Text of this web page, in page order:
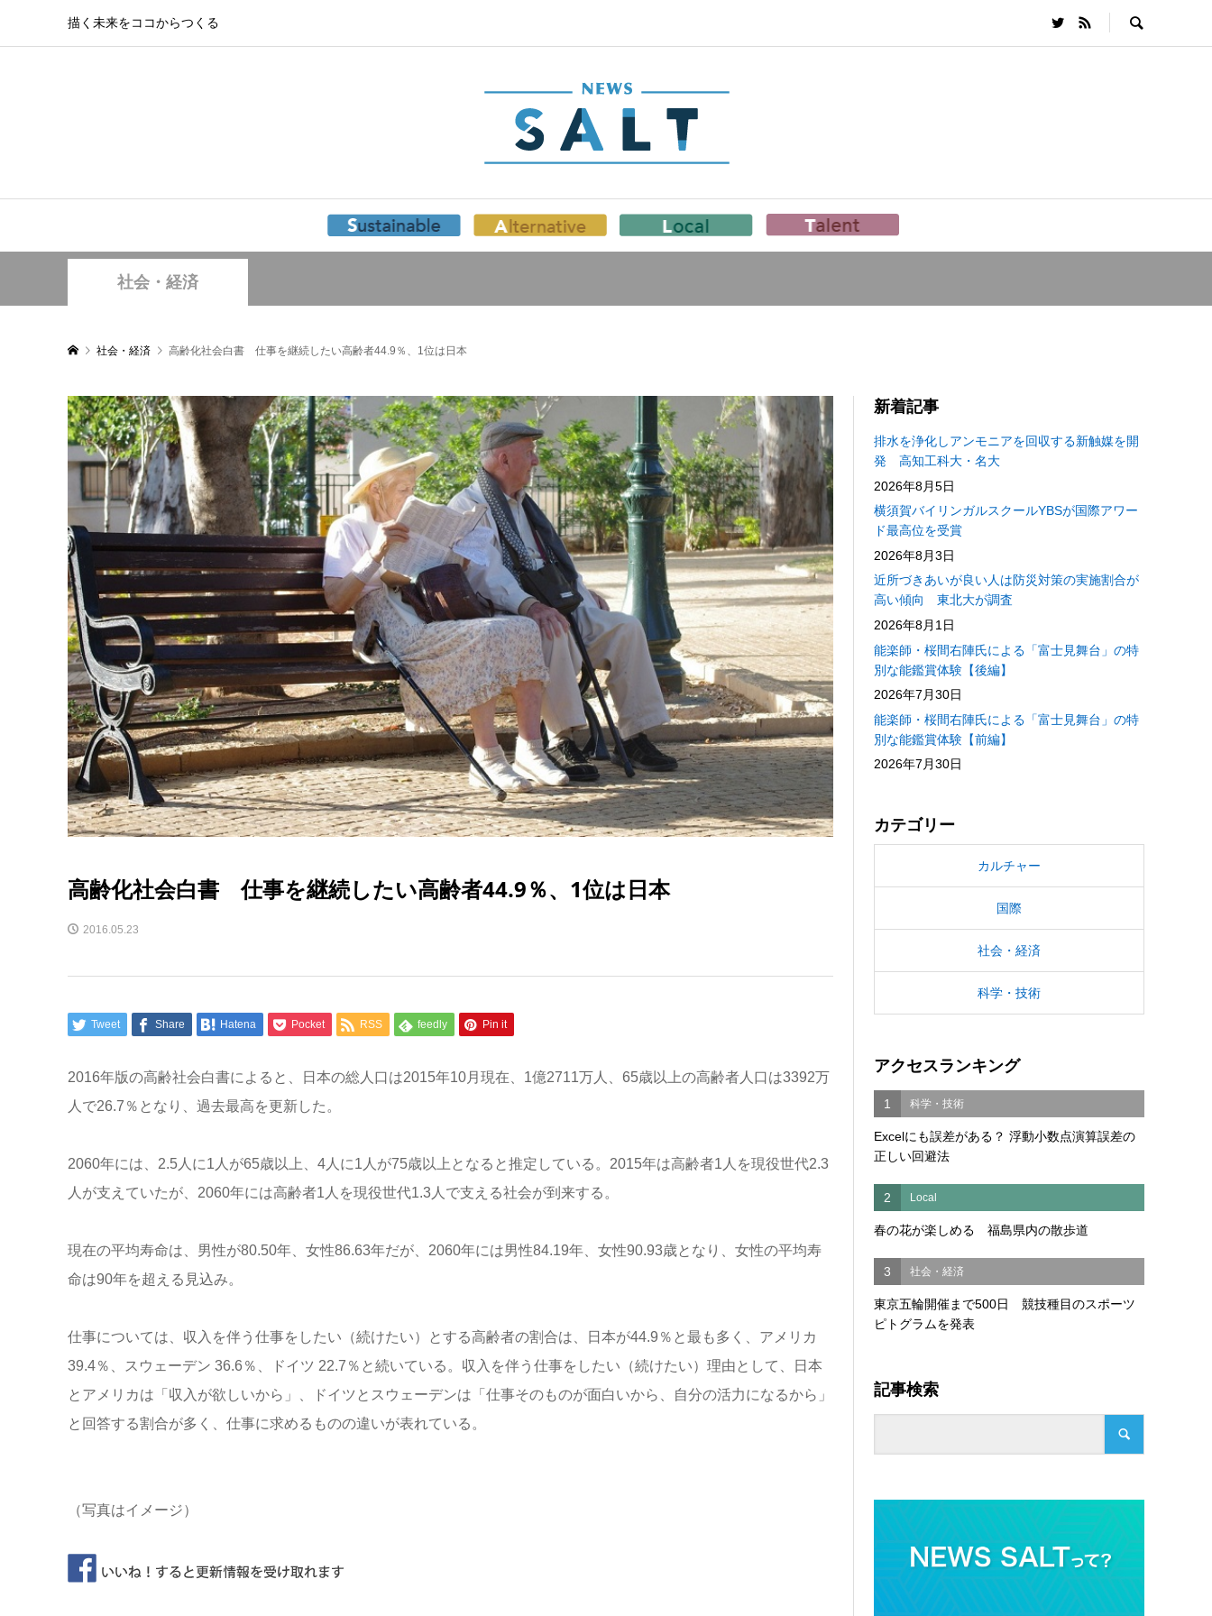
描く未来をココからつくる
社会・経済
社会・経済 高齢化社会白書 仕事を継続したい高齢者44.9％、1位は日本
高齢化社会白書 仕事を継続したい高齢者44.9％、1位は日本
2016.05.23
Tweet Share Hatena Pocket RSS feedly Pin it
2016年版の高齢社会白書によると、日本の総人口は2015年10月現在、1億2711万人、65歳以上の高齢者人口は3392万
人で26.7％となり、過去最高を更新した。
2060年には、2.5人に1人が65歳以上、4人に1人が75歳以上となると推定している。2015年は高齢者1人を現役世代2.3
人が支えていたが、2060年には高齢者1人を現役世代1.3人で支える社会が到来する。
現在の平均寿命は、男性が80.50年、女性86.63年だが、2060年には男性84.19年、女性90.93歳となり、女性の平均寿
命は90年を超える見込み。
仕事については、収入を伴う仕事をしたい（続けたい）とする高齢者の割合は、日本が44.9％と最も多く、アメリカ
39.4％、スウェーデン 36.6％、ドイツ 22.7％と続いている。収入を伴う仕事をしたい（続けたい）理由として、日本
とアメリカは「収入が欲しいから」、ドイツとスウェーデンは「仕事そのものが面白いから、自分の活力になるから」
と回答する割合が多く、仕事に求めるものの違いが表れている。
（写真はイメージ）
新着記事
排水を浄化しアンモニアを回収する新触媒を開
発 高知工科大・名大
2026年8月5日
横須賀バイリンガルスクールYBSが国際アワー
ド最高位を受賞
2026年8月3日
近所づきあいが良い人は防災対策の実施割合が
高い傾向 東北大が調査
2026年8月1日
能楽師・桜間右陣氏による「富士見舞台」の特
別な能鑑賞体験【後編】
2026年7月30日
能楽師・桜間右陣氏による「富士見舞台」の特
別な能鑑賞体験【前編】
2026年7月30日
カテゴリー
カルチャー
国際
社会・経済
科学・技術
アクセスランキング
1 科学・技術
Excelにも誤差がある？ 浮動小数点演算誤差の
正しい回避法
2 Local
春の花が楽しめる 福島県内の散歩道
3 社会・経済
東京五輪開催まで500日 競技種目のスポーツ
ピトグラムを発表
記事検索